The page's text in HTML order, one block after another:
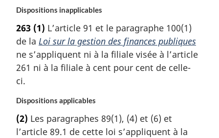
Dispositions inapplicables
263 (1) L’article 91 et le paragraphe 100(1)
de la Loi sur la gestion des finances publiques
ne s’appliquent ni à la filiale visée à l’article
261 ni à la filiale à cent pour cent de celle-
ci.
Dispositions applicables
(2) Les paragraphes 89(1), (4) et (6) et
l’article 89.1 de cette loi s’appliquent à la